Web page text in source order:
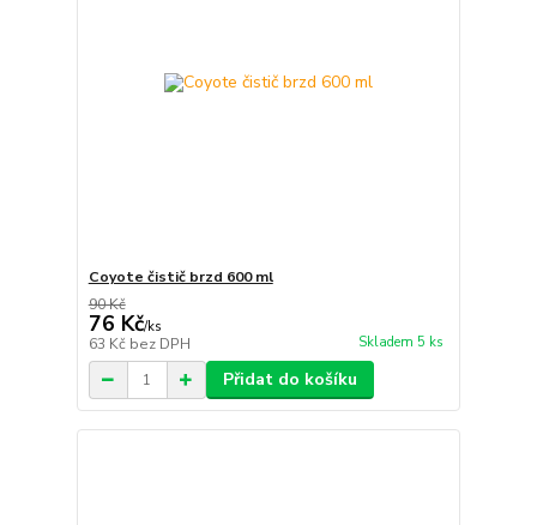
Coyote čistič brzd 600 ml
90 Kč
76 Kč/ks
63 Kč bez DPH Skladem 5 ks
Přidat do košíku